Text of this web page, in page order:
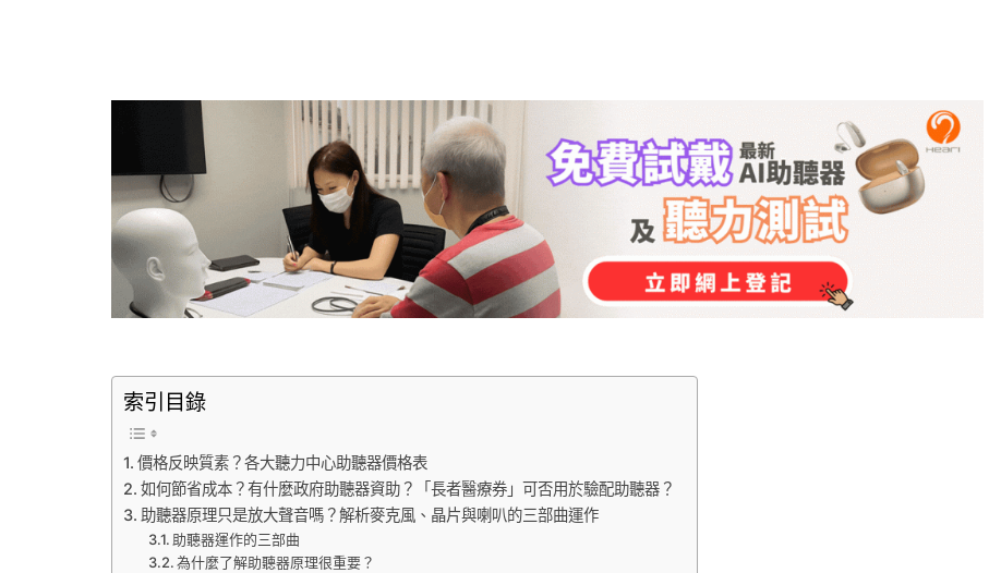
索引目錄
價格反映質素？各大聽力中心助聽器價格表
如何節省成本？有什麼政府助聽器資助？「長者醫療券」可否用於驗配助聽器？
助聽器原理只是放大聲音嗎？解析麥克風、晶片與喇叭的三部曲運作
助聽器運作的三部曲
為什麼了解助聽器原理很重要？